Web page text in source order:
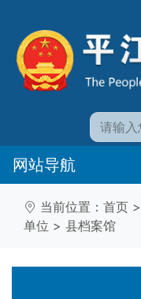
网站导航
当前位置： 首页 >
单位 > 县档案馆